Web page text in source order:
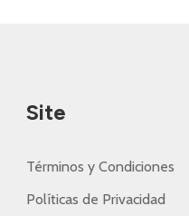
Site
Términos y Condiciones
Políticas de Privacidad